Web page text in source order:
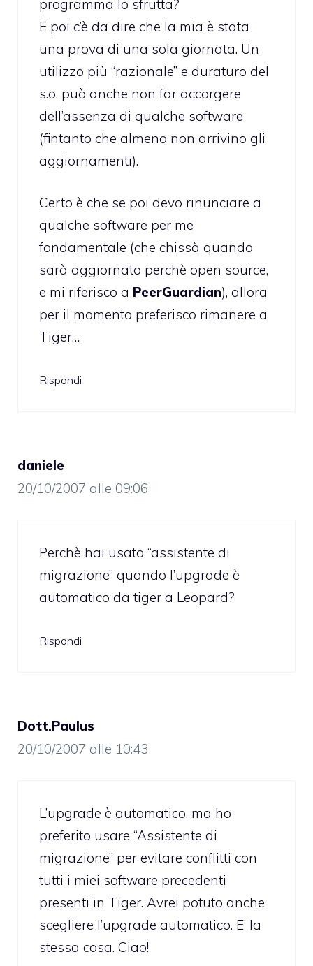
programma lo sfrutta?
E poi c’è da dire che la mia è stata
una prova di una sola giornata. Un
utilizzo più “razionale” e duraturo del
s.o. può anche non far accorgere
dell’assenza di qualche software
(fintanto che almeno non arrivino gli
aggiornamenti).
Certo è che se poi devo rinunciare a
qualche software per me
fondamentale (che chissà quando
sarà aggiornato perchè open source,
e mi riferisco a PeerGuardian), allora
per il momento preferisco rimanere a
Tiger…
Rispondi
daniele
20/10/2007 alle 09:06
Perchè hai usato “assistente di
migrazione” quando l’upgrade è
automatico da tiger a Leopard?
Rispondi
Dott.Paulus
20/10/2007 alle 10:43
L’upgrade è automatico, ma ho
preferito usare “Assistente di
migrazione” per evitare conflitti con
tutti i miei software precedenti
presenti in Tiger. Avrei potuto anche
scegliere l’upgrade automatico. E’ la
stessa cosa. Ciao!